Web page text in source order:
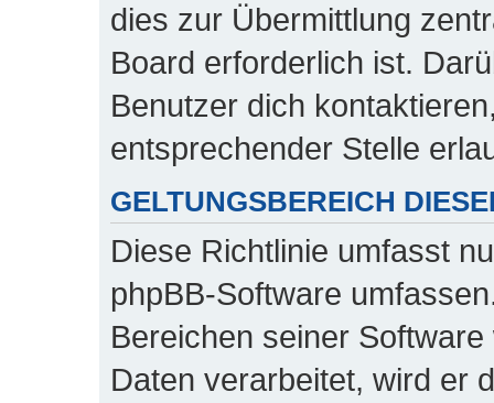
dies zur Übermittlung
Board erforderlich ist.
Benutzer dich
entsprechender Stelle
GELTUNGSBEREICH
Diese Richtlinie umfasst
phpBB-Software
Bereichen seiner
Daten verarbeitet, wird er